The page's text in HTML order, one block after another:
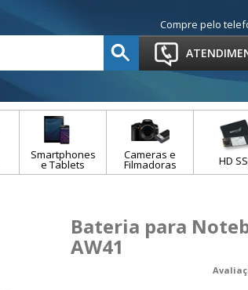
Compre pelo
Smartphones
e Tablets
Cameras e
Filmadoras HD
Bateria para
AW41